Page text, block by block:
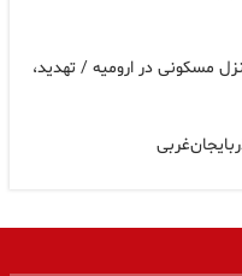
یک منزل مسکونی در ارومیه / تهدید،